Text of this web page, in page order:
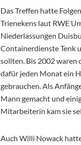
Das Treffen hatte
Trienekens laut RWE
Niederlassungen
Containerdienste Tenk
sollten. Bis 2002 waren
dafür jeden Monat ein
gebrauchen. Als
Mann gemacht und
Mitarbeiterin kam sie
Auch Willi Nowack